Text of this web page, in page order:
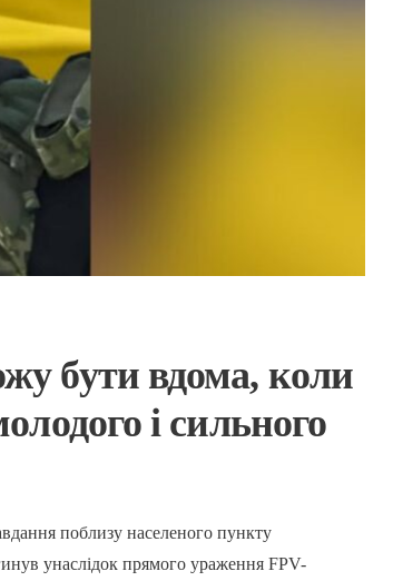
бути вдома, коли
і сильного
поблизу населеного пункту
унаслідок прямого ураження FPV-